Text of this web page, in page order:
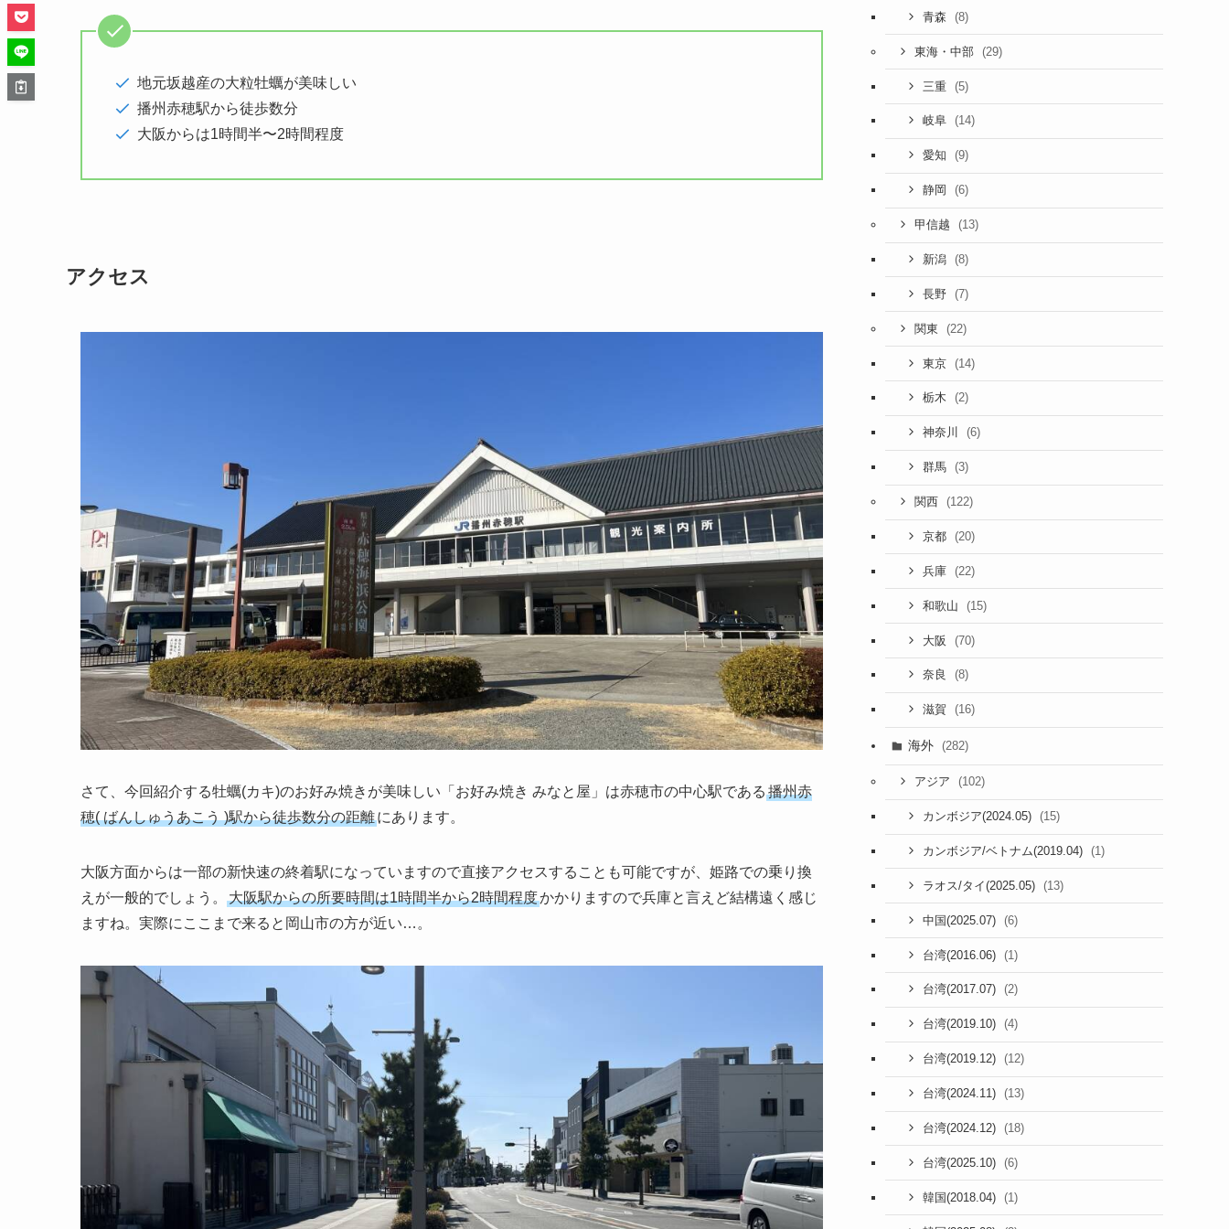
地元坂越産の大粒牡蠣が美味しい
播州赤穂駅から徒歩数分
大阪からは1時間半〜2時間程度
アクセス
さて、今回紹介する牡蠣(カキ)のお好み焼きが美味しい「お好み焼き みなと屋」は赤穂市の中心駅である 播州赤
穂( ばんしゅうあこう )駅から徒歩数分の距離にあります。
大阪方面からは一部の新快速の終着駅になっていますので直接アクセスすることも可能ですが、姫路での乗り換
えが一般的でしょう。
大阪駅からの所要時間は1時間半から2時間程度かかりますので兵庫と言えど結構遠く感じ
ますね。実際にここまで来ると岡山市の方が近い…。
青森 (8)
東海・中部 (29)
三重 (5)
岐阜 (14)
愛知 (9)
静岡 (6)
甲信越 (13)
新潟 (8)
長野 (7)
関東 (22)
東京 (14)
栃木 (2)
神奈川 (6)
群馬 (3)
関西 (122)
京都 (20)
兵庫 (22)
和歌山 (15)
大阪 (70)
奈良 (8)
滋賀 (16)
海外 (282)
アジア (102)
カンボジア(2024.05) (15)
カンボジア/ベトナム(2019.04) (1)
ラオス/タイ(2025.05) (13)
中国(2025.07) (6)
台湾(2016.06) (1)
台湾(2017.07) (2)
台湾(2019.10) (4)
台湾(2019.12) (12)
台湾(2024.11) (13)
台湾(2024.12) (18)
台湾(2025.10) (6)
韓国(2018.04) (1)